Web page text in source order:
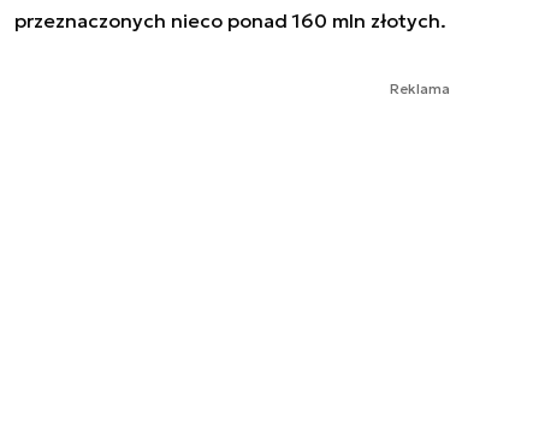
przeznaczonych nieco ponad 160 mln złotych.
Reklama